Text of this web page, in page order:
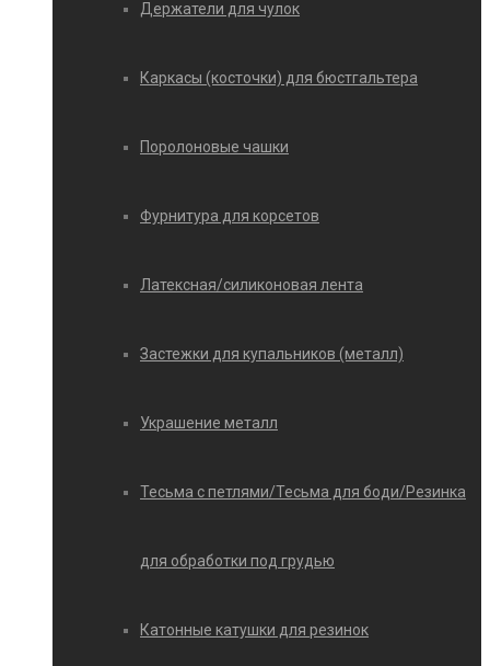
Держатели для чулок
Каркасы (косточки) для бюстгальтера
Поролоновые чашки
Фурнитура для корсетов
Латексная/силиконовая лента
Застежки для купальников (металл)
Украшение металл
Тесьма с петлями/Тесьма для боди/Резинка
для обработки под грудью
Катонные катушки для резинок